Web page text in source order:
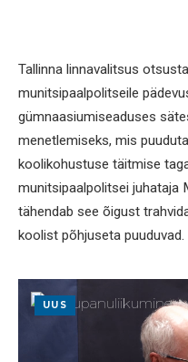
Tallinna linnavalitsus
munitsipaalpolitseile
gümnaasiumiseaduses
menetlemiseks, mis
koolikohustuse täitmise
munitsipaalpolitsei juhataja
tähendab see õigust
koolist põhjuseta puuduvad.
UUS